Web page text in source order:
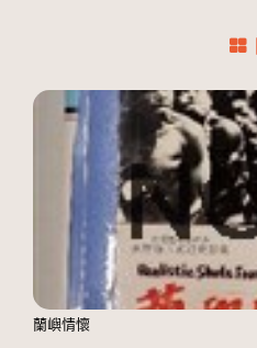
蘭嶼情懷